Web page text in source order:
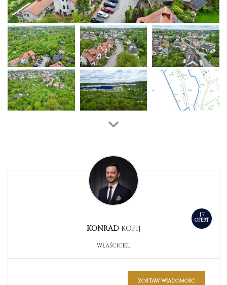
17
OFERT
KONRAD KOPIJ
WŁAŚCICIEL
zostaw wiadomość